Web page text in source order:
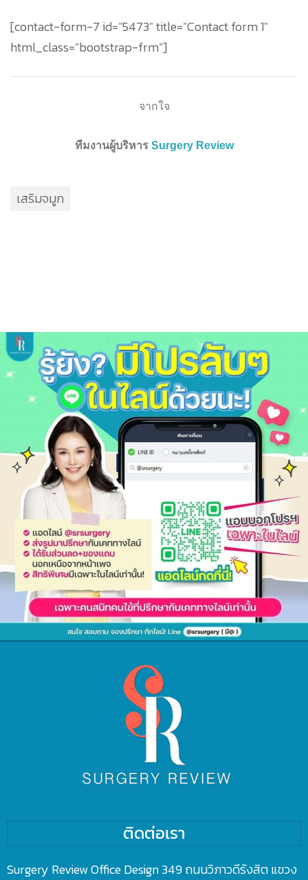
[contact-form-7 id=”5473″ title=”Contact form 1″
html_class=”bootstrap-frm”]
จากใจ
ทีมงานผู้บริหาร Surgery Review
เสริมจมูก
ติดต่อเรา
Surgery Review Office Design 349 ถนนวิภาวดีรังสิต แขวง